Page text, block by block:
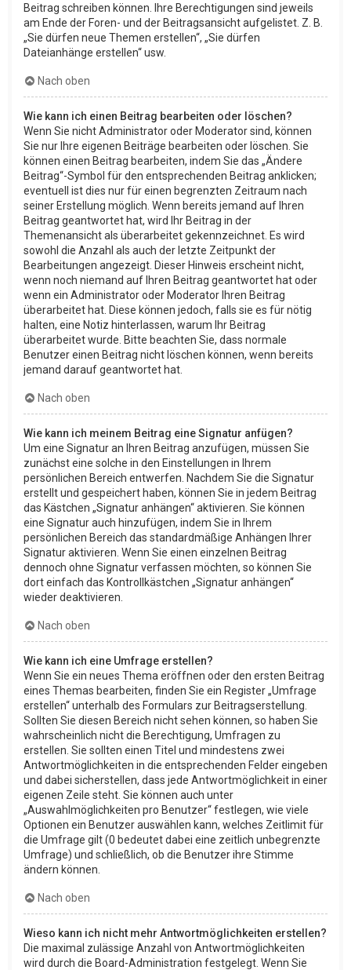
Beitrag schreiben können. Ihre Berechtigungen sind jeweils
am Ende der Foren- und der Beitragsansicht aufgelistet. Z. B.
„Sie dürfen neue Themen erstellen“, „Sie dürfen
Dateianhänge erstellen“ usw.
Nach oben
Wie kann ich einen Beitrag bearbeiten oder löschen?
Wenn Sie nicht Administrator oder Moderator sind, können
Sie nur Ihre eigenen Beiträge bearbeiten oder löschen. Sie
können einen Beitrag bearbeiten, indem Sie das „Ändere
Beitrag“-Symbol für den entsprechenden Beitrag anklicken;
eventuell ist dies nur für einen begrenzten Zeitraum nach
seiner Erstellung möglich. Wenn bereits jemand auf Ihren
Beitrag geantwortet hat, wird Ihr Beitrag in der
Themenansicht als überarbeitet gekennzeichnet. Es wird
sowohl die Anzahl als auch der letzte Zeitpunkt der
Bearbeitungen angezeigt. Dieser Hinweis erscheint nicht,
wenn noch niemand auf Ihren Beitrag geantwortet hat oder
wenn ein Administrator oder Moderator Ihren Beitrag
überarbeitet hat. Diese können jedoch, falls sie es für nötig
halten, eine Notiz hinterlassen, warum Ihr Beitrag
überarbeitet wurde. Bitte beachten Sie, dass normale
Benutzer einen Beitrag nicht löschen können, wenn bereits
jemand darauf geantwortet hat.
Nach oben
Wie kann ich meinem Beitrag eine Signatur anfügen?
Um eine Signatur an Ihren Beitrag anzufügen, müssen Sie
zunächst eine solche in den Einstellungen in Ihrem
persönlichen Bereich entwerfen. Nachdem Sie die Signatur
erstellt und gespeichert haben, können Sie in jedem Beitrag
das Kästchen „Signatur anhängen“ aktivieren. Sie können
eine Signatur auch hinzufügen, indem Sie in Ihrem
persönlichen Bereich das standardmäßige Anhängen Ihrer
Signatur aktivieren. Wenn Sie einen einzelnen Beitrag
dennoch ohne Signatur verfassen möchten, so können Sie
dort einfach das Kontrollkästchen „Signatur anhängen“
wieder deaktivieren.
Nach oben
Wie kann ich eine Umfrage erstellen?
Wenn Sie ein neues Thema eröffnen oder den ersten Beitrag
eines Themas bearbeiten, finden Sie ein Register „Umfrage
erstellen“ unterhalb des Formulars zur Beitragserstellung.
Sollten Sie diesen Bereich nicht sehen können, so haben Sie
wahrscheinlich nicht die Berechtigung, Umfragen zu
erstellen. Sie sollten einen Titel und mindestens zwei
Antwortmöglichkeiten in die entsprechenden Felder eingeben
und dabei sicherstellen, dass jede Antwortmöglichkeit in einer
eigenen Zeile steht. Sie können auch unter
„Auswahlmöglichkeiten pro Benutzer“ festlegen, wie viele
Optionen ein Benutzer auswählen kann, welches Zeitlimit für
die Umfrage gilt (0 bedeutet dabei eine zeitlich unbegrenzte
Umfrage) und schließlich, ob die Benutzer ihre Stimme
ändern können.
Nach oben
Wieso kann ich nicht mehr Antwortmöglichkeiten erstellen?
Die maximal zulässige Anzahl von Antwortmöglichkeiten
wird durch die Board-Administration festgelegt. Wenn Sie